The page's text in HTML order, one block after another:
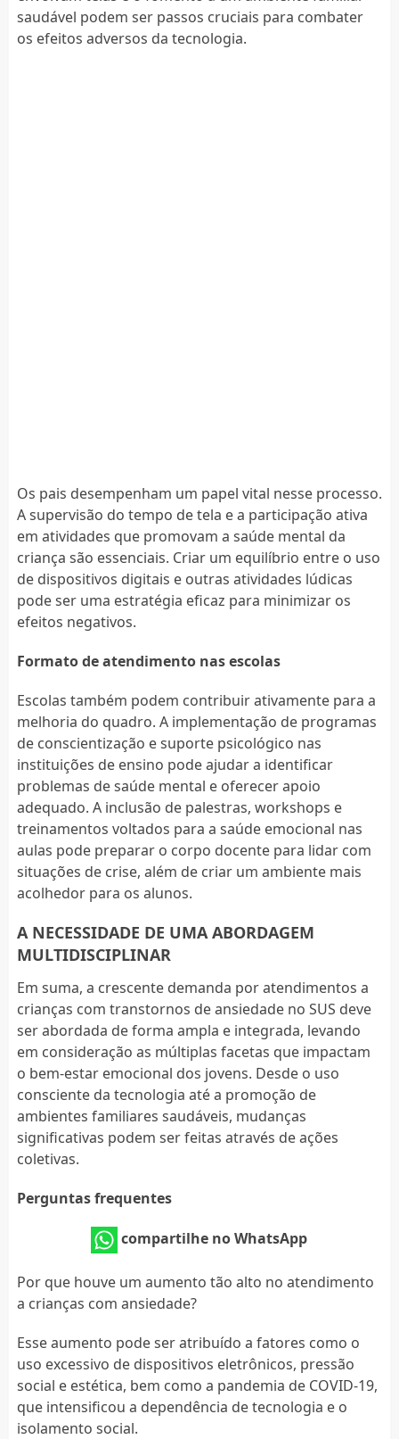
saudável podem ser passos cruciais para combater
os efeitos adversos da tecnologia.
Os pais desempenham um papel vital nesse processo.
A supervisão do tempo de tela e a participação ativa
em atividades que promovam a saúde mental da
criança são essenciais. Criar um equilíbrio entre o uso
de dispositivos digitais e outras atividades lúdicas
pode ser uma estratégia eficaz para minimizar os
efeitos negativos.
Formato de atendimento nas escolas
Escolas também podem contribuir ativamente para a
melhoria do quadro. A implementação de programas
de conscientização e suporte psicológico nas
instituições de ensino pode ajudar a identificar
problemas de saúde mental e oferecer apoio
adequado. A inclusão de palestras, workshops e
treinamentos voltados para a saúde emocional nas
aulas pode preparar o corpo docente para lidar com
situações de crise, além de criar um ambiente mais
acolhedor para os alunos.
A NECESSIDADE DE UMA ABORDAGEM
MULTIDISCIPLINAR
Em suma, a crescente demanda por atendimentos a
crianças com transtornos de ansiedade no SUS deve
ser abordada de forma ampla e integrada, levando
em consideração as múltiplas facetas que impactam
o bem-estar emocional dos jovens. Desde o uso
consciente da tecnologia até a promoção de
ambientes familiares saudáveis, mudanças
significativas podem ser feitas através de ações
coletivas.
Perguntas frequentes
compartilhe no WhatsApp
Por que houve um aumento tão alto no atendimento
a crianças com ansiedade?
Esse aumento pode ser atribuído a fatores como o
uso excessivo de dispositivos eletrônicos, pressão
social e estética, bem como a pandemia de COVID-19,
que intensificou a dependência de tecnologia e o
isolamento social.